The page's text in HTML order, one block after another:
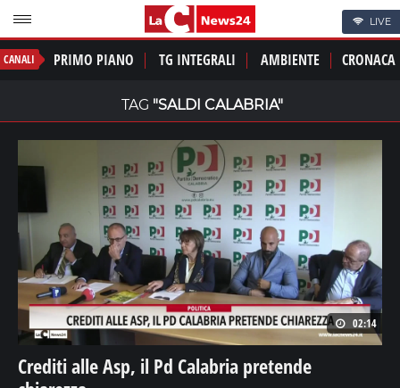
LIVE
CANALI PRIMO PIANO TG INTEGRALI AMBIENTE CRONACA
TAG "SALDI CALABRIA"
02:14
Crediti alle Asp, il Pd Calabria pretende